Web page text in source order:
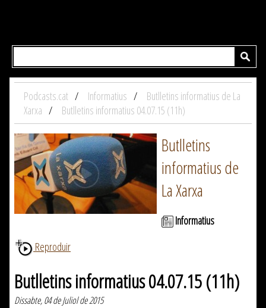
Podcasts.cat Informatius
Butlletins informatius de La
Xarxa
Butlletins informatius 04.07.15 (11h)
Butlletins
informatius de
La Xarxa
Informatius
Reproduir
Butlletins informatius 04.07.15 (11h)
Dissabte, 04 de Juliol de 2015